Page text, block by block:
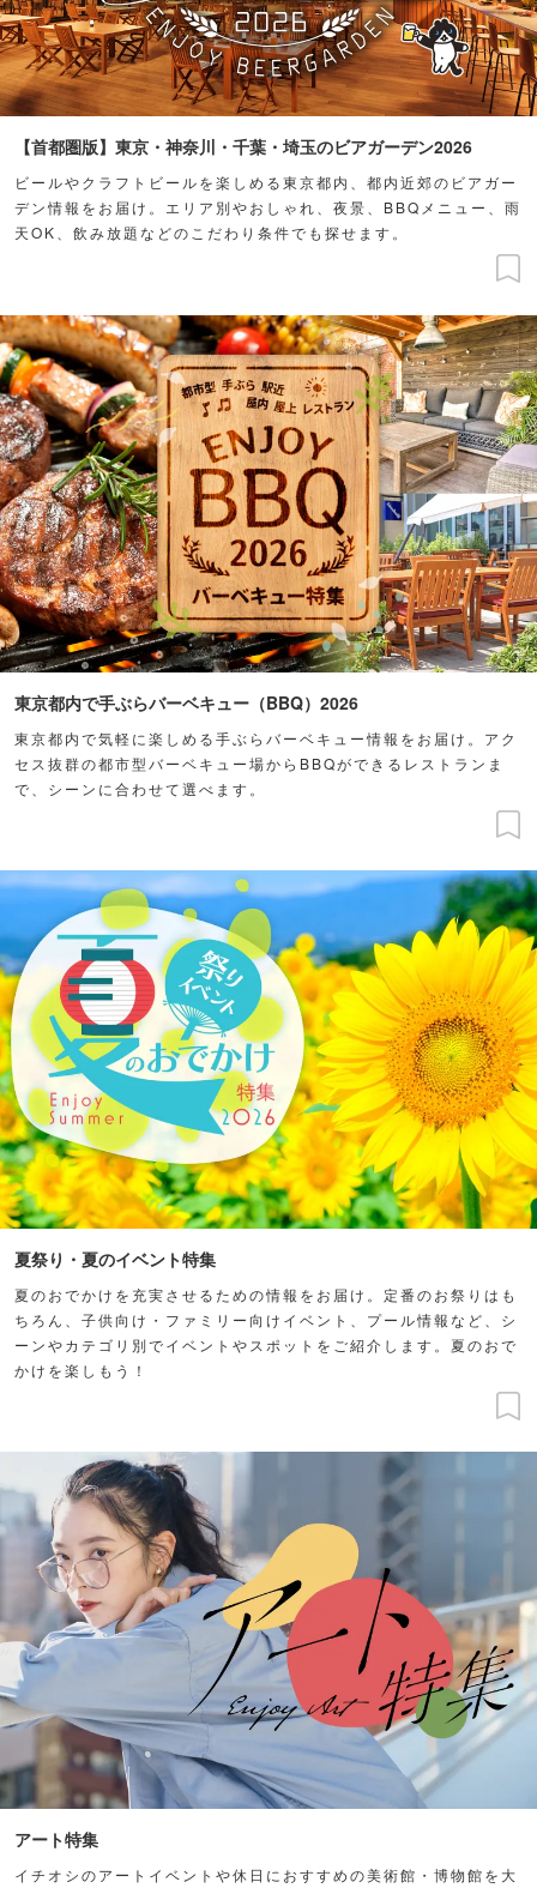
【首都圏版】東京・神奈川・千葉・埼玉のビアガーデン2026
ビールやクラフトビールを楽しめる東京都内、都内近郊のビアガー
デン情報をお届け。エリア別やおしゃれ、夜景、BBQメニュー、雨
天OK、飲み放題などのこだわり条件でも探せます。
東京都内で手ぶらバーベキュー（BBQ）2026
東京都内で気軽に楽しめる手ぶらバーベキュー情報をお届け。アク
セス抜群の都市型バーベキュー場からBBQができるレストランま
で、シーンに合わせて選べます。
夏祭り・夏のイベント特集
夏のおでかけを充実させるための情報をお届け。定番のお祭りはも
ちろん、子供向け・ファミリー向けイベント、プール情報など、シ
ーンやカテゴリ別でイベントやスポットをご紹介します。夏のおで
かけを楽しもう！
アート特集
イチオシのアートイベントや休日におすすめの美術館・博物館を大